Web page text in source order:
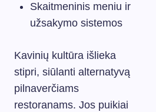
Skaitmeninis meniu ir
užsakymo sistemos
Kavinių kultūra išlieka
stipri, siūlanti alternatyvą
pilnaverčiams
restoranams. Jos puikiai